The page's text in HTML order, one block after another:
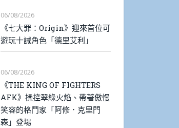
06/08/2026
《七大罪：Origin》迎來首位可
遊玩十誡角色「德里艾利」
06/08/2026
《THE KING OF FIGHTERS
AFK》操控翠綠火焰、帶著傲慢
笑容的格鬥家「阿修．克里門
森」登場